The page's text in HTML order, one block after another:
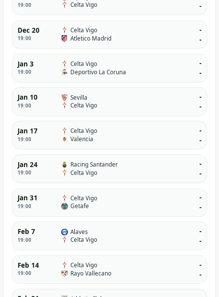
19:00
Celta Vigo
-
Dec 20
19:00
Celta Vigo
Atletico Madrid
-
-
Jan 3
19:00
Celta Vigo
Deportivo La Coruna
-
-
Jan 10
19:00
Sevilla
Celta Vigo
-
-
Jan 17
19:00
Celta Vigo
Valencia
-
-
Jan 24
19:00
Racing Santander
Celta Vigo
-
-
Jan 31
19:00
Celta Vigo
Getafe
-
-
Feb 7
19:00
Alaves
Celta Vigo
-
-
Feb 14
19:00
Celta Vigo
Rayo Vallecano
-
-